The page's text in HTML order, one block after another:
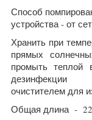
Способ
устройства - от
Хранить при
прямых
промыть теплой
дезинфекции
очистителем для
Общая длина - 22